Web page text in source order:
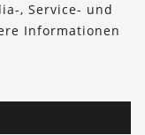
, Service- und
Informationen